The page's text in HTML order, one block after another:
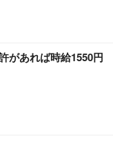
があれば時給1550円